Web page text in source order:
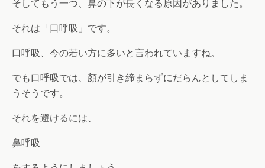
そしてもう一つ、鼻の下が長くなる原因がありました。
それは「口呼吸」です。
口呼吸、今の若い方に多いと言われていますね。
でも口呼吸では、顏が引き締まらずにだらんとしてしま
うそうです。
それを避けるには、
鼻呼吸